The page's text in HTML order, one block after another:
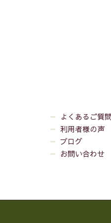
よくあるご質問
利用者様の声
ブログ
お問い合わせ